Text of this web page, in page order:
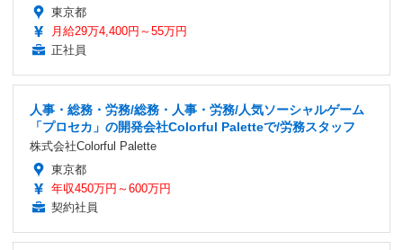
東京都
月給29万4,400円～55万円
正社員
人事・総務・労務/総務・人事・労務/人気ソーシャルゲーム
「プロセカ」の開発会社Colorful Paletteで/労務スタッフ
株式会社Colorful Palette
東京都
年収450万円～600万円
契約社員